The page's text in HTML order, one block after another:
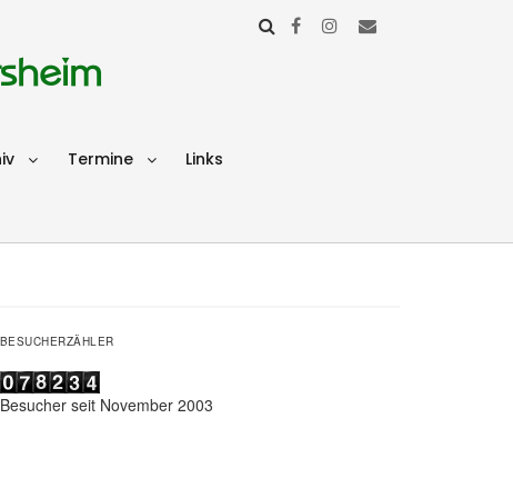
Termine Links
BESUCHERZÄHLER
Besucher seit November 2003